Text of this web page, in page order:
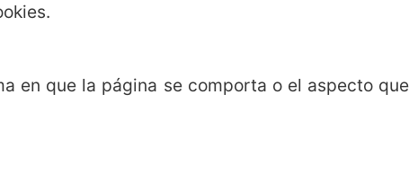
en que la página se comporta o el aspecto que